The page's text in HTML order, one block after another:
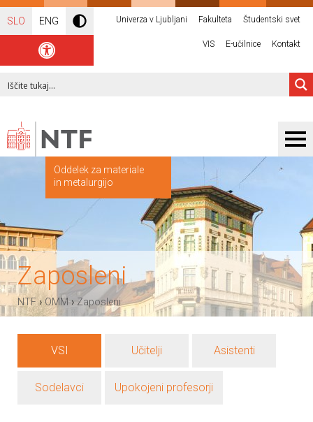
SLO ENG Univerza v Ljubljani Fakulteta Študentski svet
VIS E-učilnice Kontakt
Oddelek za materiale
in metalurgijo
Zaposleni
NTF› OMM ›Zaposleni
VSI Učitelji Asistenti
Sodelavci Upokojeni profesorji